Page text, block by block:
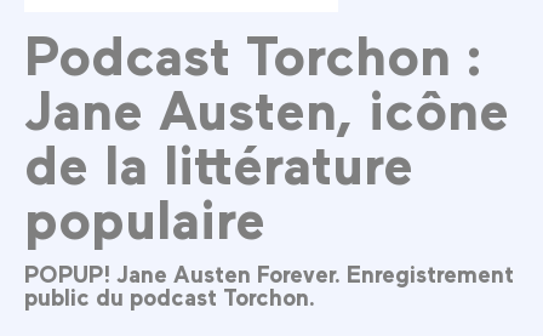
Podcast Torchon :
Jane Austen, icône
de la littérature
populaire
POPUP! Jane Austen Forever. Enregistrement
public du podcast Torchon.